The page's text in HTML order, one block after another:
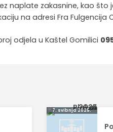
naplate zakasnine, kao što
na adresi Fra Fulgencija
odjela u Kaštel Gomilici
7. svibnja 2025.